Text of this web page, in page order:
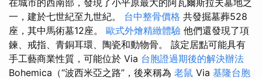
一，建於七世紀至九世紀。 台中整骨價格 共發掘墓葬528
座，其中馬術墓12座。 歐式外燴精緻體驗 他們還發現了項
鍊、戒指、青銅耳環、陶瓷和動物骨。 該定居點可能具有
手工藝商業性質，可能位於 Via 台胞證過期後的解決辦法
Bohemica（“波西米亞之路”，後來稱為 老鼠 Via 基隆台胞